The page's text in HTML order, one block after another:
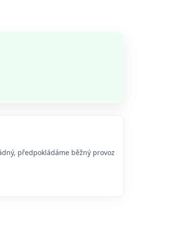
předpokládáme běžný provoz